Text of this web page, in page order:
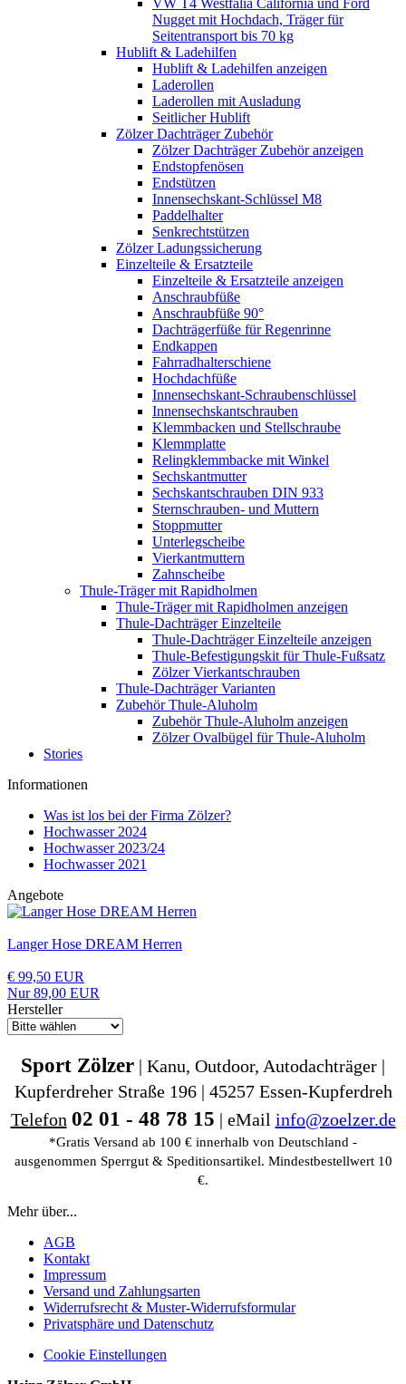
VW T4 Westfalia California und Ford
Nugget mit Hochdach, Träger für
Seitentransport bis 70 kg
Hublift & Ladehilfen
Hublift & Ladehilfen anzeigen
Laderollen
Laderollen mit Ausladung
Seitlicher Hublift
Zölzer Dachträger Zubehör
Zölzer Dachträger Zubehör anzeigen
Endstopfenösen
Endstützen
Innensechskant-Schlüssel M8
Paddelhalter
Senkrechtstützen
Zölzer Ladungssicherung
Einzelteile & Ersatzteile
Einzelteile & Ersatzteile anzeigen
Anschraubfüße
Anschraubfüße 90°
Dachträgerfüße für Regenrinne
Endkappen
Fahrradhalterschiene
Hochdachfüße
Innensechskant-Schraubenschlüssel
Innensechskantschrauben
Klemmbacken und Stellschraube
Klemmplatte
Relingklemmbacke mit Winkel
Sechskantmutter
Sechskantschrauben DIN 933
Sternschrauben- und Muttern
Stoppmutter
Unterlegscheibe
Vierkantmuttern
Zahnscheibe
Thule-Träger mit Rapidholmen
Thule-Träger mit Rapidholmen anzeigen
Thule-Dachträger Einzelteile
Thule-Dachträger Einzelteile anzeigen
Thule-Befestigungskit für Thule-Fußsatz
Zölzer Vierkantschrauben
Thule-Dachträger Varianten
Zubehör Thule-Aluholm
Zubehör Thule-Aluholm anzeigen
Zölzer Ovalbügel für Thule-Aluholm
Stories
Informationen
Was ist los bei der Firma Zölzer?
Hochwasser 2024
Hochwasser 2023/24
Hochwasser 2021
Angebote
Langer Hose DREAM Herren
€ 99,50 EUR
Nur 89,00 EUR
Hersteller
Sport Zölzer | Kanu, Outdoor, Autodachträger |
Kupferdreher Straße 196 | 45257 Essen-Kupferdreh
Telefon 02 01 - 48 78 15 | eMail info@zoelzer.de
*Gratis Versand ab 100 € innerhalb von Deutschland -
ausgenommen Sperrgut & Speditionsartikel. Mindestbestellwert 10
€.
Mehr über...
AGB
Kontakt
Impressum
Versand und Zahlungsarten
Widerrufsrecht & Muster-Widerrufsformular
Privatsphäre und Datenschutz
Cookie Einstellungen